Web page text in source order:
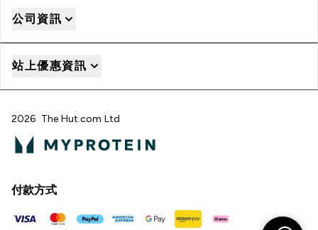
公司資訊
站上優惠資訊
2026 The Hut.com Ltd
付款方式